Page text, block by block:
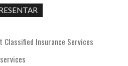
Insurance Services